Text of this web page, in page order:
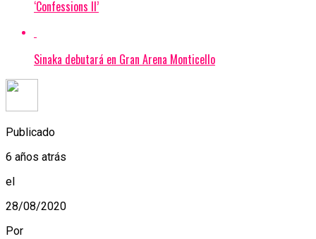
‘Confessions II’
Sinaka debutará en Gran Arena Monticello
Publicado
6 años atrás
el
28/08/2020
Por